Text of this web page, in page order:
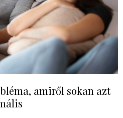
amiről sokan azt